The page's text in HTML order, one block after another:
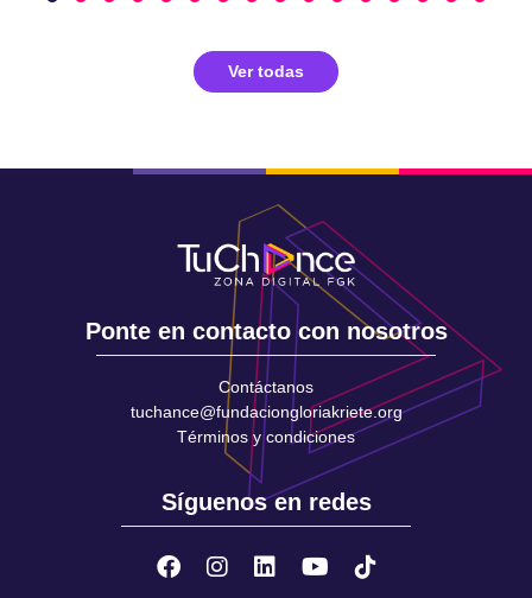
Ver todas
Ponte en contacto con nosotros
Contáctanos
tuchance@fundaciongloriakriete.org
Términos y condiciones
Síguenos en redes